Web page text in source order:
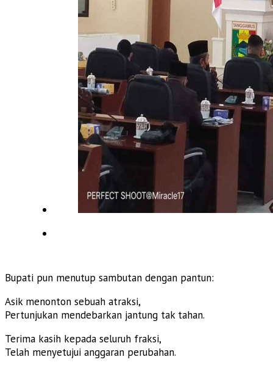
Bupati pun menutup sambutan dengan pantun:
Asik menonton sebuah atraksi,
Pertunjukan mendebarkan jantung tak tahan.
Terima kasih kepada seluruh fraksi,
Telah menyetujui anggaran perubahan.